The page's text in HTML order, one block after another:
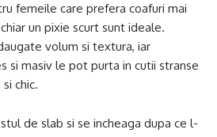
femeile care prefera coafuri mai
un pixie scurt sunt ideale.
volum si textura, iar
si masiv le pot purta in cutii stranse
chic.
de slab si se incheaga dupa ce l-